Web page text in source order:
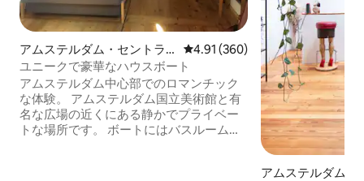
アムステルダム・セントラ
ムのボート・船舶
レビュー360件、5つ星中4.91つ
4.91 (360)
ユニークで豪華なハウスボート
アムステルダム中心部でのロマンチック
な体験。 アムステルダム国立美術館と有
名な広場の近くにある静かでプライベー
トな場所です。 ボートにはバスルーム、
アムステルダムの